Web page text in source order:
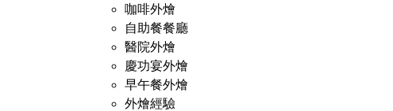
咖啡外燴
自助餐餐廳
醫院外燴
慶功宴外燴
早午餐外燴
外燴經驗